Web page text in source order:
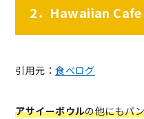
2．Hawaiian Cafe
引用元：食べログ
アサイーボウルの他にもパ